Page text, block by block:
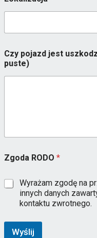
d
k
j
i
Czy pojazd jest
puste)
Zgoda RODO *
Wyrażam zgodę na
innych danych
kontaktu zwrotnego.
Wyślij